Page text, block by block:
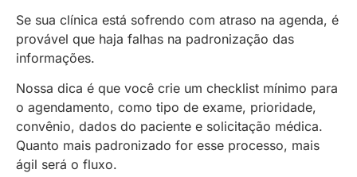
Se sua clínica está sofrendo com atraso na agenda, é
provável que haja falhas na padronização das
informações.
Nossa dica é que você crie um checklist mínimo para
o agendamento, como tipo de exame, prioridade,
convênio, dados do paciente e solicitação médica.
Quanto mais padronizado for esse processo, mais
ágil será o fluxo.